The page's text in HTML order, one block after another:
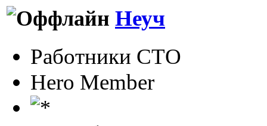
Неуч
Работники СТО
Hero Member